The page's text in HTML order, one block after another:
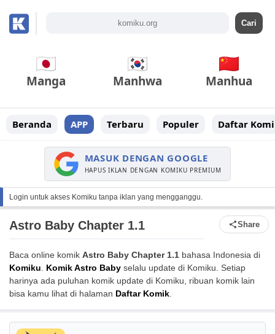
Manga Manhwa Manhua
Beranda APP Terbaru Populer Daftar
MASUK DENGAN GOOGLE
HAPUS IKLAN DENGAN KOMIKU PREMIUM
Login untuk akses Komiku tanpa iklan yang mengganggu.
Astro Baby Chapter 1.1 Share
Baca online komik Astro Baby Chapter 1.1 bahasa Indonesia di
Komiku. Komik Astro Baby selalu update di Komiku. Setiap
harinya ada puluhan komik update di Komiku, ribuan komik lain
bisa kamu lihat di halaman Daftar Komik.